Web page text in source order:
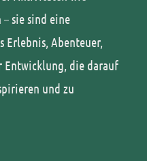
sie sind eine
Abenteuer,
Entwicklung, die darauf
und zu